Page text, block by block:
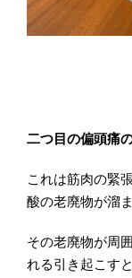
二つ目の偏頭痛
これは筋肉の緊
酸の老廃物が溜
その老廃物が周
れる引き起こす